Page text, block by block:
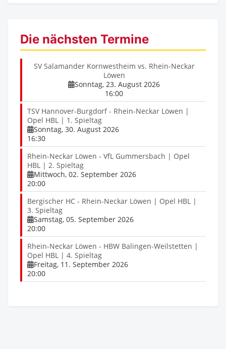
Die nächsten Termine
SV Salamander Kornwestheim vs. Rhein-Neckar
Löwen
Sonntag, 23. August 2026
16:00
TSV Hannover-Burgdorf - Rhein-Neckar Löwen |
Opel HBL | 1. Spieltag
Sonntag, 30. August 2026
16:30
Rhein-Neckar Löwen - VfL Gummersbach | Opel
HBL | 2. Spieltag
Mittwoch, 02. September 2026
20:00
Bergischer HC - Rhein-Neckar Löwen | Opel HBL |
3. Spieltag
Samstag, 05. September 2026
20:00
Rhein-Neckar Löwen - HBW Balingen-Weilstetten |
Opel HBL | 4. Spieltag
Freitag, 11. September 2026
20:00